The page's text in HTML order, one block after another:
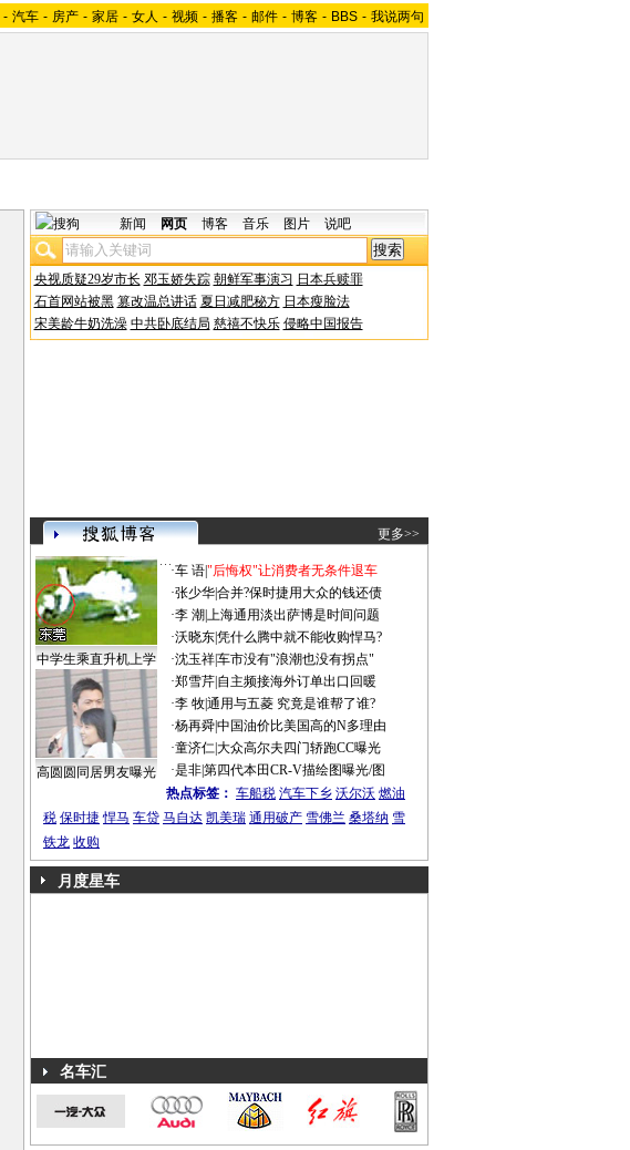
- 汽车 - 房产 - 家居 - 女人 - 视频 - 播客 - 邮件 - 博客 - BBS - 我说两句
新闻 网页 博客 音乐 图片 说吧
央视质疑29岁市长 邓玉娇失踪 朝鲜军事演习 日本兵赎罪
石首网站被黑 篡改温总讲话 夏日减肥秘方 日本瘦脸法
宋美龄牛奶洗澡 中共卧底结局 慈禧不快乐 侵略中国报告
更多>>
中学生乘直升机上学
高圆圆同居男友曝光
·车 语|"后悔权"让消费者无条件退车
·张少华|合并?保时捷用大众的钱还债
·李 潮 上海通用淡出萨博是时间问题
·沃晓东|凭什么腾中就不能收购悍马?
·沈玉祥|车市没有"浪潮也没有拐点"
·郑雪芹| 自主频接海外订单出口回暖
·李 牧|通用与五菱 究竟是谁帮了谁?
·杨再舜|中国油价比美国高的N多理由
·童济仁|大众高尔夫四门轿跑CC曝光
·是非|第四代本田CR-V描绘图曝光/图
热点标签： 车船税 汽车下乡 沃尔沃 燃油
税 保时捷 悍马 车贷 马自达 凯美瑞 通用破产 雪佛兰 桑塔纳 雪
铁龙 收购
月度星车
名车汇